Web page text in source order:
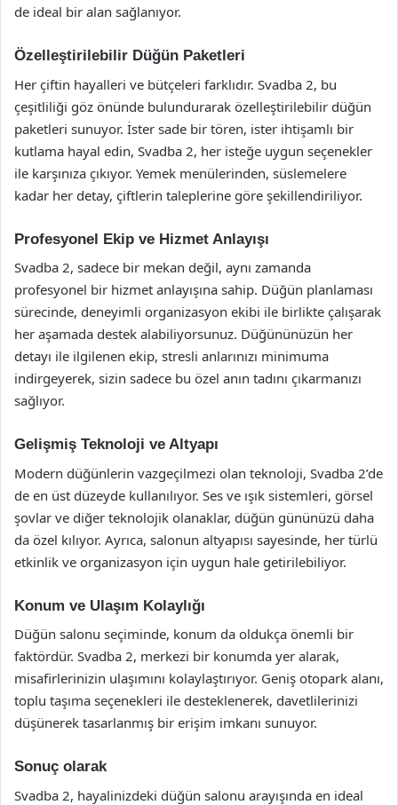
de ideal bir alan sağlanıyor.
Özelleştirilebilir Düğün Paketleri
Her çiftin hayalleri ve bütçeleri farklıdır. Svadba 2, bu
çeşitliliği göz önünde bulundurarak özelleştirilebilir düğün
paketleri sunuyor. İster sade bir tören, ister ihtişamlı bir
kutlama hayal edin, Svadba 2, her isteğe uygun seçenekler
ile karşınıza çıkıyor. Yemek menülerinden, süslemelere
kadar her detay, çiftlerin taleplerine göre şekillendiriliyor.
Profesyonel Ekip ve Hizmet Anlayışı
Svadba 2, sadece bir mekan değil, aynı zamanda
profesyonel bir hizmet anlayışına sahip. Düğün planlaması
sürecinde, deneyimli organizasyon ekibi ile birlikte çalışarak
her aşamada destek alabiliyorsunuz. Düğününüzün her
detayı ile ilgilenen ekip, stresli anlarınızı minimuma
indirgeyerek, sizin sadece bu özel anın tadını çıkarmanızı
sağlıyor.
Gelişmiş Teknoloji ve Altyapı
Modern düğünlerin vazgeçilmezi olan teknoloji, Svadba 2’de
de en üst düzeyde kullanılıyor. Ses ve ışık sistemleri, görsel
şovlar ve diğer teknolojik olanaklar, düğün gününüzü daha
da özel kılıyor. Ayrıca, salonun altyapısı sayesinde, her türlü
etkinlik ve organizasyon için uygun hale getirilebiliyor.
Konum ve Ulaşım Kolaylığı
Düğün salonu seçiminde, konum da oldukça önemli bir
faktördür. Svadba 2, merkezi bir konumda yer alarak,
misafirlerinizin ulaşımını kolaylaştırıyor. Geniş otopark alanı,
toplu taşıma seçenekleri ile desteklenerek, davetlilerinizi
düşünerek tasarlanmış bir erişim imkanı sunuyor.
Sonuç olarak
Svadba 2, hayalinizdeki düğün salonu arayışında en ideal